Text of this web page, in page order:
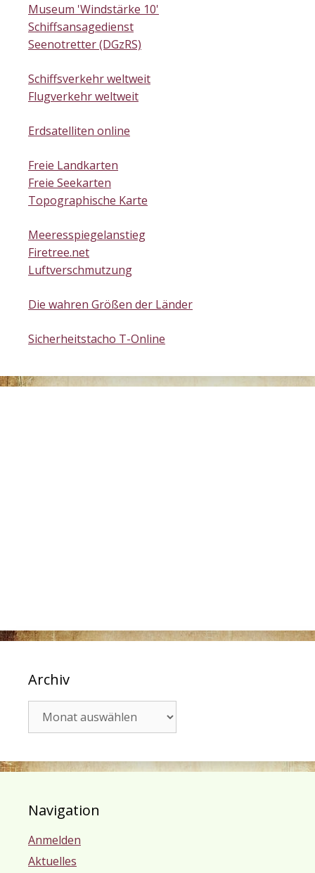
Museum 'Windstärke 10'
Schiffsansagedienst
Seenotretter (DGzRS)
Schiffsverkehr weltweit
Flugverkehr weltweit
Erdsatelliten online
Freie Landkarten
Freie Seekarten
Topographische Karte
Meeresspiegelanstieg
Firetree.net
Luftverschmutzung
Die wahren Größen der Länder
Sicherheitstacho T-Online
Archiv
Navigation
Anmelden
Aktuelles